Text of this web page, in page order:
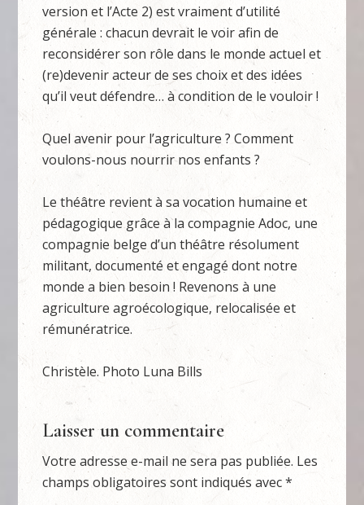
version et l’Acte 2) est vraiment d’utilité
générale : chacun devrait le voir afin de
reconsidérer son rôle dans le monde actuel et
(re)devenir acteur de ses choix et des idées
qu’il veut défendre… à condition de le vouloir !
Quel avenir pour l’agriculture ? Comment
voulons-nous nourrir nos enfants ?
Le théâtre revient à sa vocation humaine et
pédagogique grâce à la compagnie Adoc, une
compagnie belge d’un théâtre résolument
militant, documenté et engagé dont notre
monde a bien besoin ! Revenons à une
agriculture agroécologique, relocalisée et
rémunératrice.
Christèle. Photo Luna Bills
Laisser un commentaire
Votre adresse e-mail ne sera pas publiée. Les
champs obligatoires sont indiqués avec*